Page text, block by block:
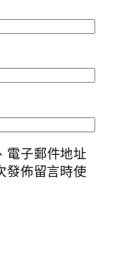
電子郵件地址
發佈留言時使